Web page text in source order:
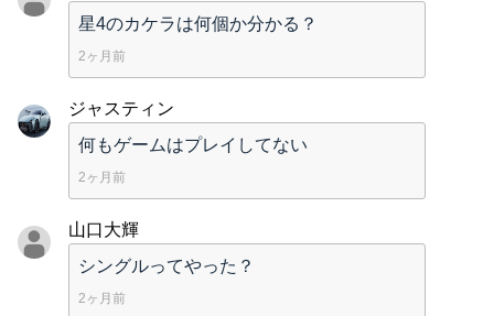
星4のカケラは何個か分かる？
2ヶ月前
ジャスティン
何もゲームはプレイしてない
2ヶ月前
山口大輝
シングルってやった？
2ヶ月前